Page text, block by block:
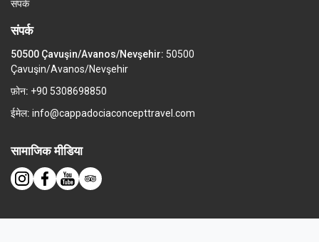
संपर्क
संपर्क
50500 Çavuşin/Avanos/Nevşehir: 50500
Çavuşin/Avanos/Nevşehir
फ़ोन: +90 5308698850
ईमेल: info@cappadociaconcepttravel.com
सामाजिक मीडिया